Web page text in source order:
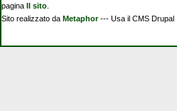
pagina
Il sito.
Sito realizzato da Metaphor--- Usa il CMS Drupal